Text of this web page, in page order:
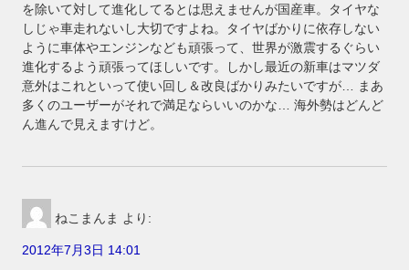
を除いて対して進化してるとは思えませんが国産車。タイヤな
しじゃ車走れないし大切ですよね。タイヤばかりに依存しない
ように車体やエンジンなども頑張って、世界が激震するぐらい
進化するよう頑張ってほしいです。しかし最近の新車はマツダ
意外はこれといって使い回し＆改良ばかりみたいですが… まあ
多くのユーザーがそれで満足ならいいのかな… 海外勢はどんど
ん進んで見えますけど。
ねこまんま より:
2012年7月3日 14:01